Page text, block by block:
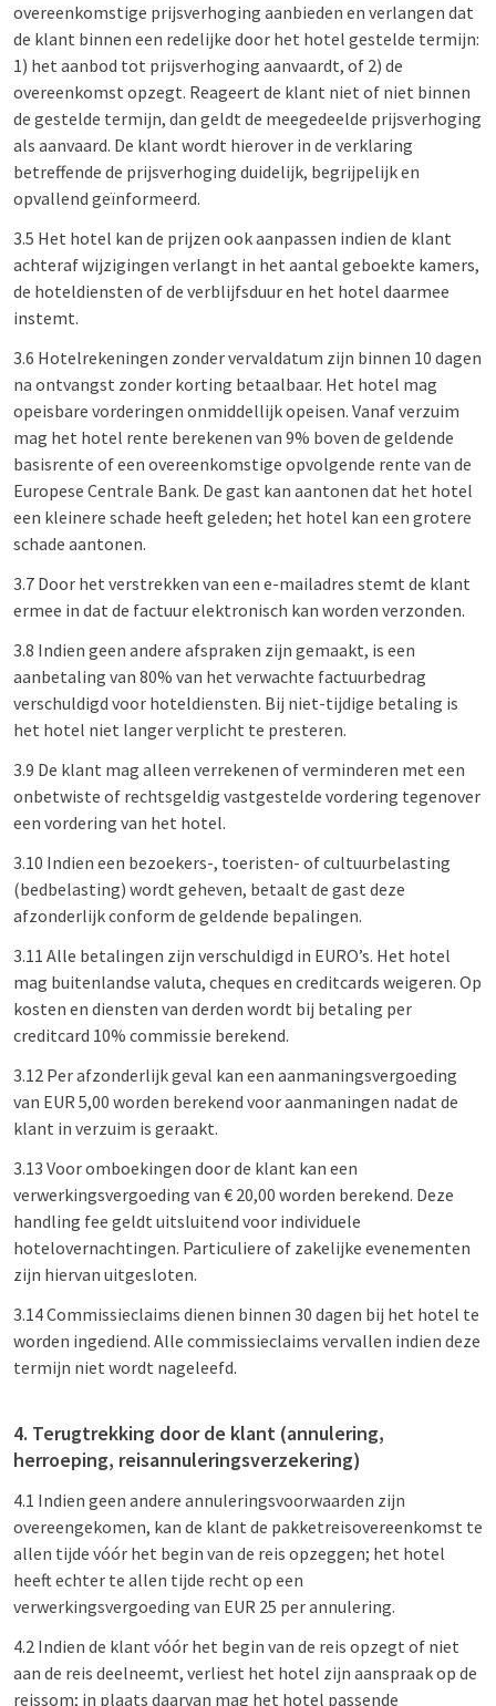
overeenkomstige prijsverhoging aanbieden en verlangen dat
de klant binnen een redelijke door het hotel gestelde termijn:
1) het aanbod tot prijsverhoging aanvaardt, of 2) de
overeenkomst opzegt. Reageert de klant niet of niet binnen
de gestelde termijn, dan geldt de meegedeelde prijsverhoging
als aanvaard. De klant wordt hierover in de verklaring
betreffende de prijsverhoging duidelijk, begrijpelijk en
opvallend geïnformeerd.
3.5 Het hotel kan de prijzen ook aanpassen indien de klant
achteraf wijzigingen verlangt in het aantal geboekte kamers,
de hoteldiensten of de verblijfsduur en het hotel daarmee
instemt.
3.6 Hotelrekeningen zonder vervaldatum zijn binnen 10 dagen
na ontvangst zonder korting betaalbaar. Het hotel mag
opeisbare vorderingen onmiddellijk opeisen. Vanaf verzuim
mag het hotel rente berekenen van 9% boven de geldende
basisrente of een overeenkomstige opvolgende rente van de
Europese Centrale Bank. De gast kan aantonen dat het hotel
een kleinere schade heeft geleden; het hotel kan een grotere
schade aantonen.
3.7 Door het verstrekken van een e-mailadres stemt de klant
ermee in dat de factuur elektronisch kan worden verzonden.
3.8 Indien geen andere afspraken zijn gemaakt, is een
aanbetaling van 80% van het verwachte factuurbedrag
verschuldigd voor hoteldiensten. Bij niet-tijdige betaling is
het hotel niet langer verplicht te presteren.
3.9 De klant mag alleen verrekenen of verminderen met een
onbetwiste of rechtsgeldig vastgestelde vordering tegenover
een vordering van het hotel.
3.10 Indien een bezoekers-, toeristen- of cultuurbelasting
(bedbelasting) wordt geheven, betaalt de gast deze
afzonderlijk conform de geldende bepalingen.
3.11 Alle betalingen zijn verschuldigd in EURO’s. Het hotel
mag buitenlandse valuta, cheques en creditcards weigeren. Op
kosten en diensten van derden wordt bij betaling per
creditcard 10% commissie berekend.
3.12 Per afzonderlijk geval kan een aanmaningsvergoeding
van EUR 5,00 worden berekend voor aanmaningen nadat de
klant in verzuim is geraakt.
3.13 Voor omboekingen door de klant kan een
verwerkingsvergoeding van € 20,00 worden berekend. Deze
handling fee geldt uitsluitend voor individuele
hotelovernachtingen. Particuliere of zakelijke evenementen
zijn hiervan uitgesloten.
3.14 Commissieclaims dienen binnen 30 dagen bij het hotel te
worden ingediend. Alle commissieclaims vervallen indien deze
termijn niet wordt nageleefd.
4. Terugtrekking door de klant (annulering,
herroeping, reisannuleringsverzekering)
4.1 Indien geen andere annuleringsvoorwaarden zijn
overeengekomen, kan de klant de pakketreisovereenkomst te
allen tijde vóór het begin van de reis opzeggen; het hotel
heeft echter te allen tijde recht op een
verwerkingsvergoeding van EUR 25 per annulering.
4.2 Indien de klant vóór het begin van de reis opzegt of niet
aan de reis deelneemt, verliest het hotel zijn aanspraak op de
reissom; in plaats daarvan mag het hotel passende